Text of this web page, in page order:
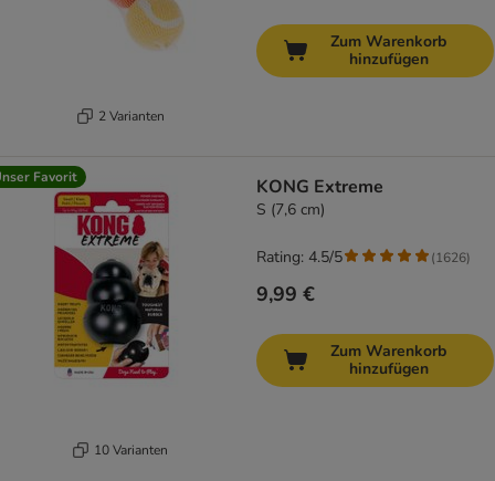
2 Varianten
Zum Warenkorb
hinzufügen
Favorit
10 Varianten
KONG Extreme
S (7,6 cm)
9,99 €
Rating: 4.5/5 (1626)
Zum Warenkorb
hinzufügen